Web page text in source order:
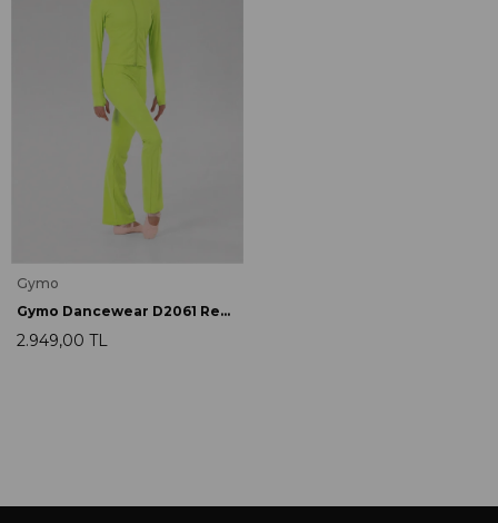
Gymo
Gymo Dancewear D2061 Renata Hoodie Fosforlu Sarı
2.949,00 TL